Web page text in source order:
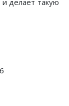
и делает такую